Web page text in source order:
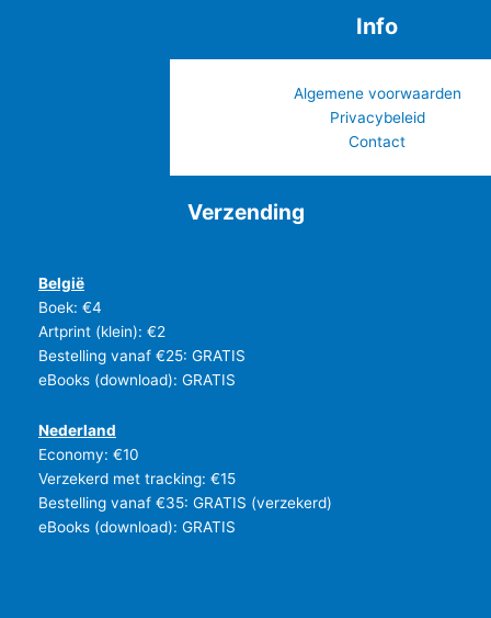
Info
Algemene voorwaarden
Privacybeleid
Contact
Verzending
België
Boek: €4
Artprint (klein): €2
Bestelling vanaf €25: GRATIS
eBooks (download): GRATIS
Nederland
Economy: €10
Verzekerd met tracking: €15
Bestelling vanaf €35: GRATIS (verzekerd)
eBooks (download): GRATIS